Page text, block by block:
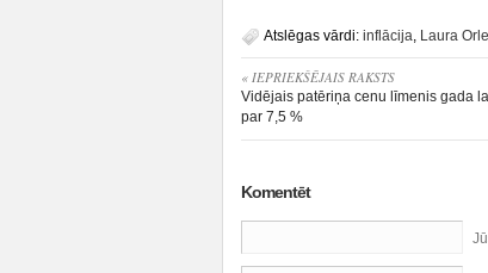
Atslēgas vārdi: inflācija, Laura
« IEPRIEKŠĒJAIS RAKSTS
Vidējais patēriņa cenu līmenis gada
par 7,5 %
Komentēt